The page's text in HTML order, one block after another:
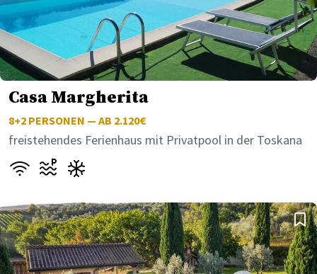
Casa Margherita
8+2 PERSONEN — AB 2.120€
freistehendes Ferienhaus mit Privatpool in der Toskana